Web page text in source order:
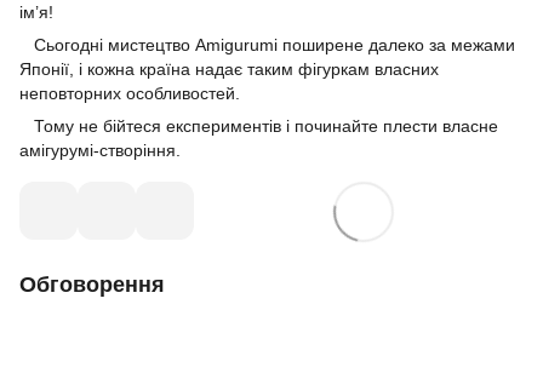
ім’я!
Сьогодні мистецтво Amigurumi поширене далеко за межами
Японії, і кожна країна надає таким фігуркам власних
неповторних особливостей.
Тому не бійтеся експериментів і починайте плести власне
амігурумі-створіння.
Обговорення